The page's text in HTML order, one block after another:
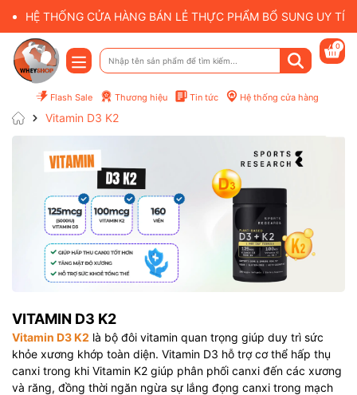
HỆ THỐNG CỬA HÀNG BÁN LẺ THỰC PHẨM BỔ SUNG UY
Flash Sale Thương hiệu Tin tức Hệ thống cửa hàng
0
Vitamin D3 K2
VITAMIN D3 K2
Vitamin D3 K2 là bộ đôi vitamin quan trọng giúp duy trì sức
khỏe xương khớp toàn diện. Vitamin D3 hỗ trợ cơ thể hấp thụ
canxi trong khi Vitamin K2 giúp phân phối canxi đến các xương
và răng, đồng thời ngăn ngừa sự lắng đọng canxi trong mạch
Mã giảm giá:
Điều kiện: